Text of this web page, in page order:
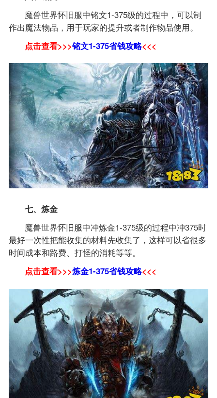
魔兽世界怀旧服中铭文1-375级的过程中，可以制
作出魔法物品，用于玩家的提升或者制作物品使用。
点击查看>>>铭文1-375省钱攻略<<<
七、炼金
魔兽世界怀旧服中冲炼金1-375级的过程中冲375时
最好一次性把能收集的材料先收集了，这样可以省很多
时间成本和路费、打怪的消耗等等。
点击查看>>>炼金1-375省钱攻略<<<